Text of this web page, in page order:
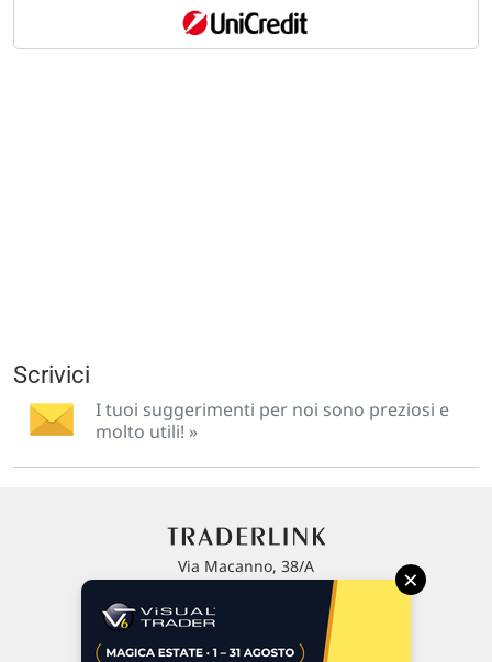
Scrivici
I tuoi suggerimenti per noi sono preziosi e
molto utili! »
Via Macanno, 38/A
P.IVA 02 452 460 401
×